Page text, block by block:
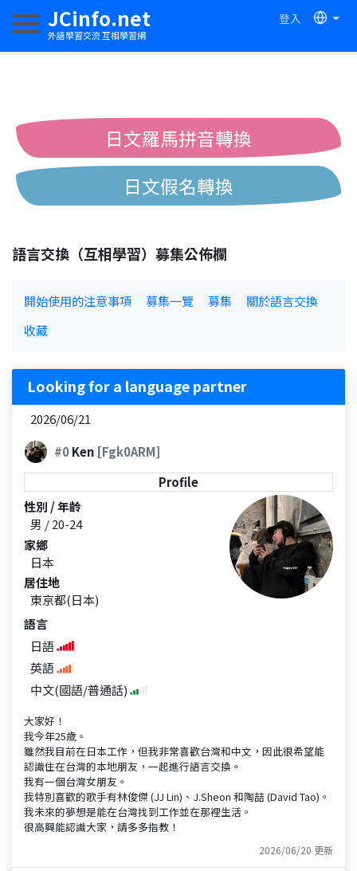
JCinfo.net
外語學習交流 互相學習網
登入
切換導航
日文羅馬拼音轉換
日文假名轉換
語言交換（互相學習）募集公佈欄
開始使用的注意事項 募集一覽 募集
關於語言交換
收藏
Looking for a language partner
2026/06/21
#0Ken [Fgk0ARM]
Profile
性別 / 年齡
男 / 20-24
家鄉
日本
居住地
東京都(日本)
語言
日語
英語
中文(國語/普通話)
大家好！
我今年25歲。
雖然我目前在日本工作，但我非常喜歡台灣和中文，因此很希望能
認識住在台灣的本地朋友，一起進行語言交換。
我有一個台灣女朋友。
我特別喜歡的歌手有林俊傑 (JJ Lin)、J.Sheon 和陶喆 (David Tao)。
我未來的夢想是能在台灣找到工作並在那裡生活。
很高興能認識大家，請多多指教！
2026/06/20 更新